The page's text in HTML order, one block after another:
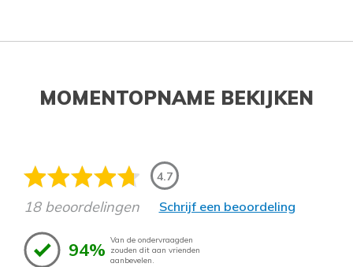
MOMENTOPNAME BEKIJKEN
4.7
18 beoordelingen Schrijf een beoordeling
94% Van de ondervraagden
zouden dit aan vrienden
aanbevelen.